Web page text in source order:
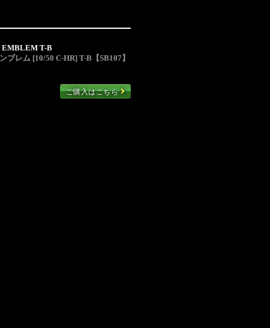
EMBLEM T-B
ブレム [10/50 C-HR] T-B【SB107】
ご購入はこちら